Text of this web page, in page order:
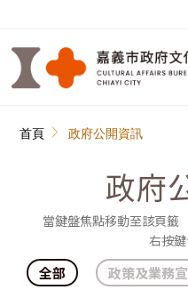
首頁 政府公開資訊
政府
當鍵盤焦點移動至該頁籤
右按鍵
全部 政策及業務